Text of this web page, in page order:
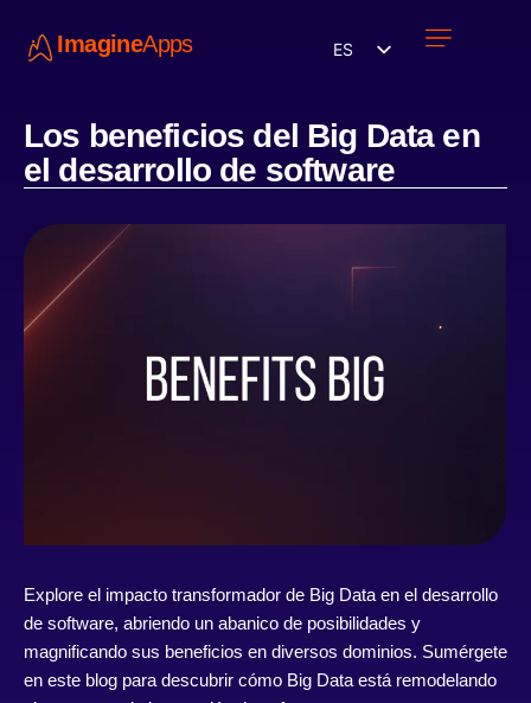
ImagineApps ES
Los beneficios del Big Data en
el desarrollo de software
Explore el impacto transformador de Big Data en el desarrollo
de software, abriendo un abanico de posibilidades y
magnificando sus beneficios en diversos dominios. Sumérgete
en este blog para descubrir cómo Big Data está remodelando